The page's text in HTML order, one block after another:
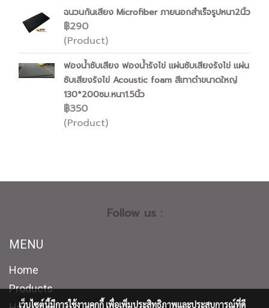
ฉนวนกันเสียง Microfiber ภายนอกสำเร็จรูปหนา2นิ้ว
฿290
(Product)
ฟองน้ำซับเสียง ฟองน้ำรังไข่ แผ่นซับเสียงรังไข่ แผ่น
ซับเสียงรังไข่ Acoustic foam สีเทาดำขนาดใหญ่
130*200ซม.หนา1.5นิ้ว
฿350
(Product)
Follow us :
MENU
Home
Products
เว็บไซต์นี้มีการใช้งานคุกกี้ เพื่อเพิ่มประสิทธิภาพและประสบการณ์ที่ดี